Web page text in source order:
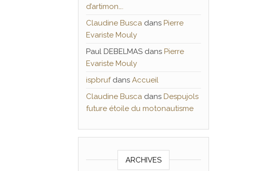
d’artimon….
Claudine Buscadans Pierre
Evariste Mouly
Paul DEBELMASdans Pierre
Evariste Mouly
ispbrufdans Accueil
Claudine Buscadans Despujols
future étoile du motonautisme
ARCHIVES